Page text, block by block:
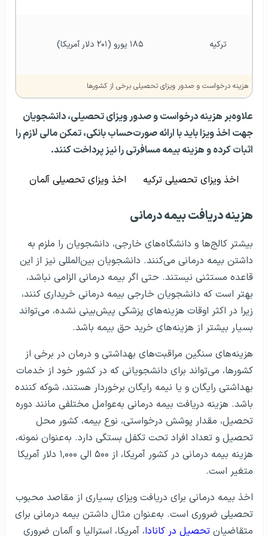
ترکیه ۱۸۵ یورو (۲۰۱ دلار آمریکا)
هزینه درخواست و صدور ویزای تحصیلی برخی از کشورها
علاوه‌بر هزینه درخواست و صدور ویزای تحصیلی، دانشجویان
جهت اخذ ویزا باید با ارائه صورت‌حساب بانکی، تمکن مالی لازم را
اثبات کرده و هزینه بیمه مسافرتی را نیز پرداخت کنند.
اخذ ویزای تحصیلی ترکیه اخذ ویزای تحصیلی آلمان
هزینه دریافت بیمه درمانی
بیشتر کالج‌ها و دانشگاه‌های خارجی، دانشجویان را ملزم به
داشتن بیمه درمانی می‌کنند. دانشجویان بین‌المللی نیز از این
قاعده مستثنی نیستند. حتی اگر بیمه درمانی الزامی نباشد،
بهتر است که دانشجویان خارجی بیمه درمانی خریداری کنند،
زیرا در اکثر اوقات هزینه‌های پزشکی پیش‌بینی نشده، می‌تواند
بسیار بیشتر از هزینه‌های خرید حق بیمه باشد.
هزینه‌های سنگین مراقبت‌های بهداشتی و درمان در برخی از
کشورها، می‌تواند برای دانشجویانی که در کشور خود از خدمات
بهداشتی رایگان و یا نیمه رایگان برخوردار هستند، شوکه کننده
باشد. هزینه دریافت بیمه درمانی به‌عوامل مختلفی مانند دوره
تحصیل، مقدار پوشش درخواستی، نوع بیمه، کشور محل
تحصیل و تعداد افراد تحت تکفل بستگی دارد. به‌عنوان نمونه،
هزینه بیمه درمانی در کشور آمریکا، از ۵۰۰ الی ۱,۰۰۰ دلار آمریکا
متغیر است.
اخذ بیمه درمانی برای دریافت ویزای بسیاری از مقاصد محبوب
تحصیلی ضروری است. به‌عنوان مثال داشتن بیمه درمانی برای
متقاضیان تحصیل در کانادا، آمریکا، استرالیا و آلمان ضروری